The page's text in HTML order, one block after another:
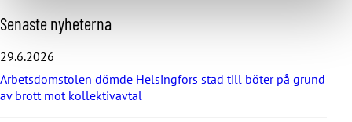
H
o
p
p
a
ö
v
Senaste nyheterna
29.6.2026
Arbetsdomstolen dömde Helsingfors stad till böter på grund
av brott mot kollektivavtal